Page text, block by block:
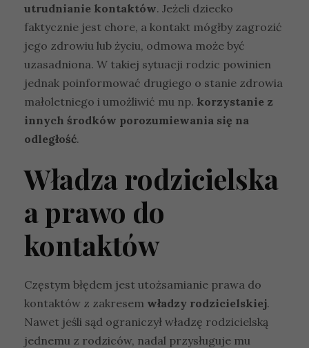
utrudnianie kontaktów. Jeżeli dziecko
faktycznie jest chore, a kontakt mógłby zagrozić
jego zdrowiu lub życiu, odmowa może być
uzasadniona. W takiej sytuacji rodzic powinien
jednak poinformować drugiego o stanie zdrowia
małoletniego i umożliwić mu np. korzystanie z
innych środków porozumiewania się na
odległość.
Władza rodzicielska
a prawo do
kontaktów
Częstym błędem jest utożsamianie prawa do
kontaktów z zakresem władzy rodzicielskiej.
Nawet jeśli sąd ograniczył władzę rodzicielską
jednemu z rodziców, nadal przysługuje mu